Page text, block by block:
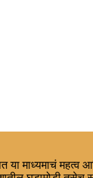
या माध्यमाचं